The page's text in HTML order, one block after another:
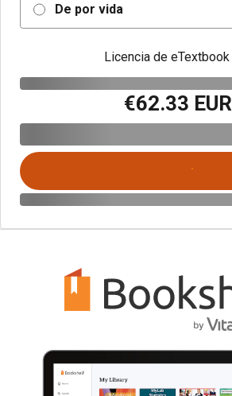
De por vida
Licencia de eTextbook
€62.33 EUR